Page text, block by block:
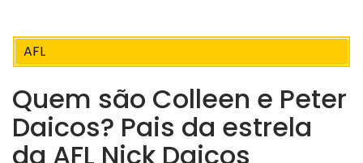
AFL
Quem são Colleen e Peter
Daicos? Pais da estrela
da AFL Nick Daicos